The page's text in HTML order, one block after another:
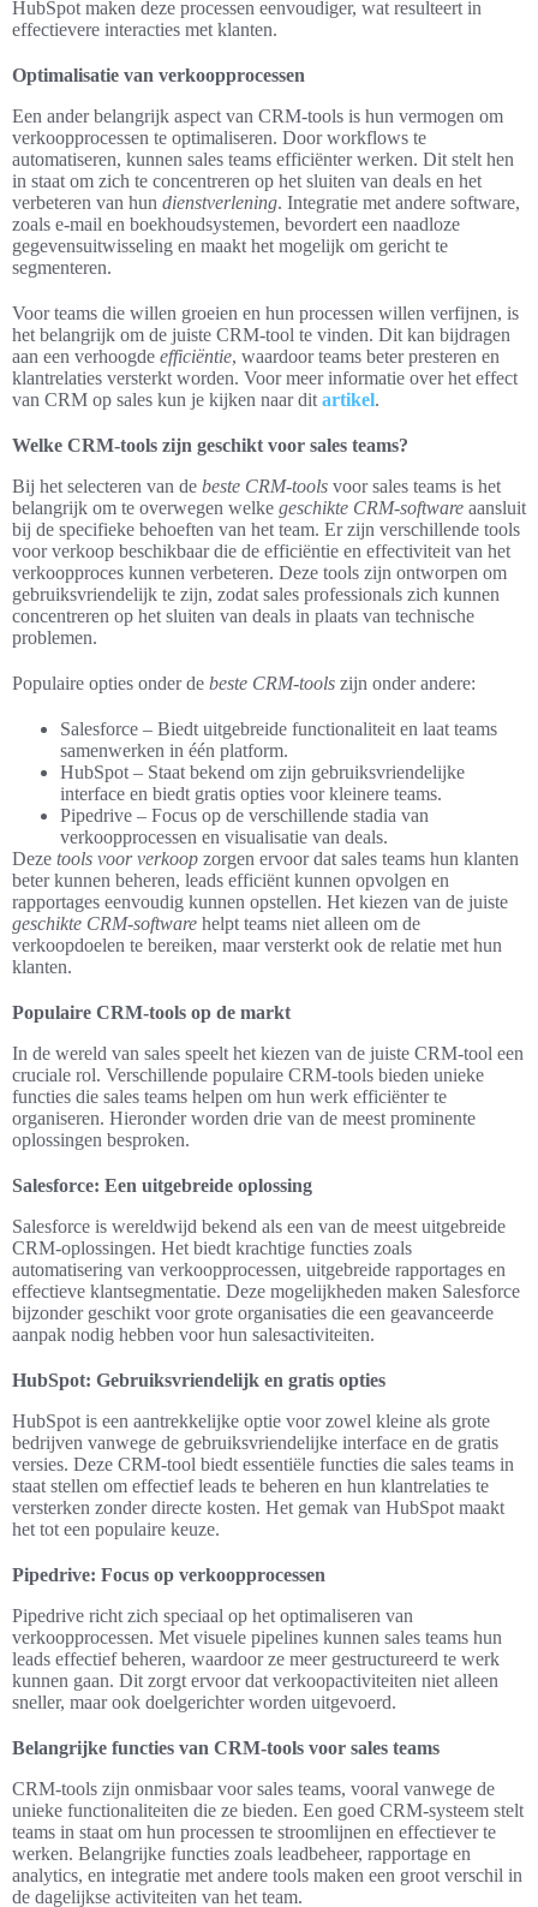
HubSpot maken deze processen eenvoudiger, wat resulteert in
effectievere interacties met klanten.
Optimalisatie van verkoopprocessen
Een ander belangrijk aspect van CRM-tools is hun vermogen om
verkoopprocessen te optimaliseren. Door workflows te
automatiseren, kunnen sales teams efficiënter werken. Dit stelt hen
in staat om zich te concentreren op het sluiten van deals en het
verbeteren van hun dienstverlening. Integratie met andere software,
zoals e-mail en boekhoudsystemen, bevordert een naadloze
gegevensuitwisseling en maakt het mogelijk om gericht te
segmenteren.
Voor teams die willen groeien en hun processen willen verfijnen, is
het belangrijk om de juiste CRM-tool te vinden. Dit kan bijdragen
aan een verhoogde efficiëntie, waardoor teams beter presteren en
klantrelaties versterkt worden. Voor meer informatie over het effect
van CRM op sales kun je kijken naar dit artikel.
Welke CRM-tools zijn geschikt voor sales teams?
Bij het selecteren van de beste CRM-tools voor sales teams is het
belangrijk om te overwegen welke geschikte CRM-software aansluit
bij de specifieke behoeften van het team. Er zijn verschillende tools
voor verkoop beschikbaar die de efficiëntie en effectiviteit van het
verkoopproces kunnen verbeteren. Deze tools zijn ontworpen om
gebruiksvriendelijk te zijn, zodat sales professionals zich kunnen
concentreren op het sluiten van deals in plaats van technische
problemen.
Populaire opties onder de beste CRM-tools zijn onder andere:
Salesforce – Biedt uitgebreide functionaliteit en laat teams
samenwerken in één platform.
HubSpot – Staat bekend om zijn gebruiksvriendelijke
interface en biedt gratis opties voor kleinere teams.
Pipedrive – Focus op de verschillende stadia van
verkoopprocessen en visualisatie van deals.
Deze tools voor verkoop zorgen ervoor dat sales teams hun klanten
beter kunnen beheren, leads efficiënt kunnen opvolgen en
rapportages eenvoudig kunnen opstellen. Het kiezen van de juiste
geschikte CRM-software helpt teams niet alleen om de
verkoopdoelen te bereiken, maar versterkt ook de relatie met hun
klanten.
Populaire CRM-tools op de markt
In de wereld van sales speelt het kiezen van de juiste CRM-tool een
cruciale rol. Verschillende populaire CRM-tools bieden unieke
functies die sales teams helpen om hun werk efficiënter te
organiseren. Hieronder worden drie van de meest prominente
oplossingen besproken.
Salesforce: Een uitgebreide oplossing
Salesforce is wereldwijd bekend als een van de meest uitgebreide
CRM-oplossingen. Het biedt krachtige functies zoals
automatisering van verkoopprocessen, uitgebreide rapportages en
effectieve klantsegmentatie. Deze mogelijkheden maken Salesforce
bijzonder geschikt voor grote organisaties die een geavanceerde
aanpak nodig hebben voor hun salesactiviteiten.
HubSpot: Gebruiksvriendelijk en gratis opties
HubSpot is een aantrekkelijke optie voor zowel kleine als grote
bedrijven vanwege de gebruiksvriendelijke interface en de gratis
versies. Deze CRM-tool biedt essentiële functies die sales teams in
staat stellen om effectief leads te beheren en hun klantrelaties te
versterken zonder directe kosten. Het gemak van HubSpot maakt
het tot een populaire keuze.
Pipedrive: Focus op verkoopprocessen
Pipedrive richt zich speciaal op het optimaliseren van
verkoopprocessen. Met visuele pipelines kunnen sales teams hun
leads effectief beheren, waardoor ze meer gestructureerd te werk
kunnen gaan. Dit zorgt ervoor dat verkoopactiviteiten niet alleen
sneller, maar ook doelgerichter worden uitgevoerd.
Belangrijke functies van CRM-tools voor sales teams
CRM-tools zijn onmisbaar voor sales teams, vooral vanwege de
unieke functionaliteiten die ze bieden. Een goed CRM-systeem stelt
teams in staat om hun processen te stroomlijnen en effectiever te
werken. Belangrijke functies zoals leadbeheer, rapportage en
analytics, en integratie met andere tools maken een groot verschil in
de dagelijkse activiteiten van het team.